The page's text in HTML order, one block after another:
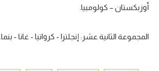
أوزبكستان – كولومبيا.
المجموعة الثانية عشر: إنجلترا - كرواتيا - غانا - بنما.